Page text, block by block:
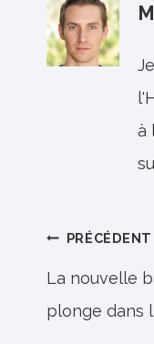
à
de
l’article
PRÉCÉDENT
La nouvelle
plonge dans